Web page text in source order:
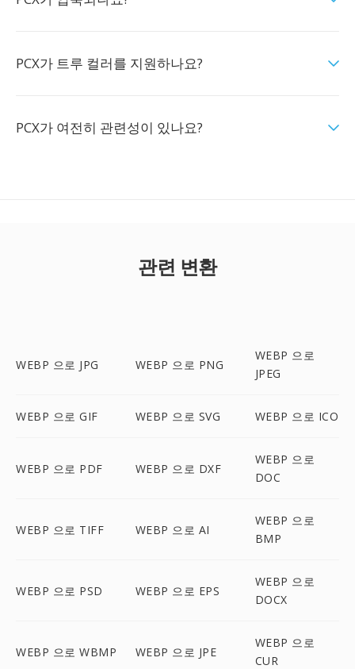
PCX가 트루 컬러를 지원하나요?
PCX가 여전히 관련성이 있나요?
관련 변환
WEBP 으로 JPG WEBP 으로 PNG
WEBP 으로
JPEG
WEBP 으로 GIF WEBP 으로 SVG WEBP 으로 ICO
WEBP 으로 PDF WEBP 으로 DXF
WEBP 으로
DOC
WEBP 으로 TIFF WEBP 으로 AI
WEBP 으로
BMP
WEBP 으로 PSD WEBP 으로 EPS
WEBP 으로
DOCX
WEBP 으로 WBMP WEBP 으로 JPE
WEBP 으로
CUR